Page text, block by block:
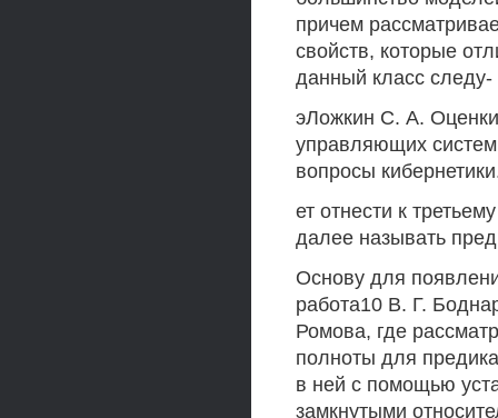
причем
свойств, которые
данный класс следу-
эЛожкин С. А.
управляющих систем
вопросы
ет отнести к
далее называть
Основу для
работа10 В. Г.
Ромова, где
полноты для
в ней с помощью
замкнутыми